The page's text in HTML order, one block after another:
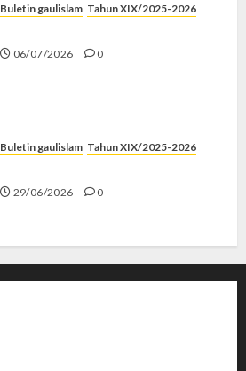
Buletin gaulislam Tahun XIX/2025-2026
06/07/2026 0
Buletin gaulislam Tahun XIX/2025-2026
29/06/2026 0